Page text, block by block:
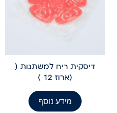
דיסקית ריח למשתנות (
(ארוז 12 )
מידע נוסף